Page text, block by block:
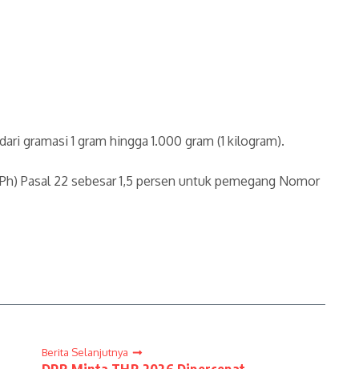
gramasi 1 gram hingga 1.000 gram (1 kilogram).
Pasal 22 sebesar 1,5 persen untuk pemegang Nomor
Berita Selanjutnya